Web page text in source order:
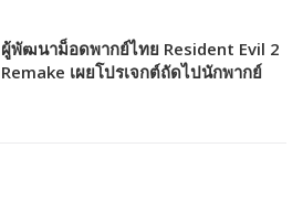
ผู้พัฒนาม็อดพากย์ไทย Resident Evil 2
Remake เผยโปรเจกต์ถัดไปนักพากย์